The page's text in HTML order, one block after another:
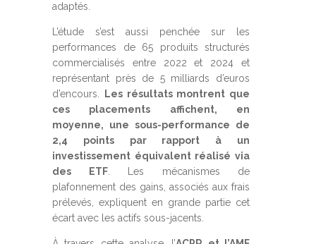
adaptés.
L’étude s’est aussi penchée sur les
performances de 65 produits structurés
commercialisés entre 2022 et 2024 et
représentant près de 5 milliards d’euros
d’encours.
Les résultats montrent que
ces placements affichent, en
moyenne, une sous-performance de
2,4 points par rapport à un
investissement équivalent réalisé via
des ETF. Les mécanismes de
plafonnement des gains, associés aux frais
prélevés, expliquent en grande partie cet
écart avec les actifs sous-jacents.